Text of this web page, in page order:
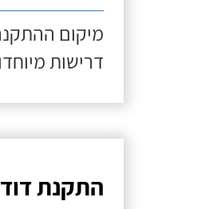
מיקום
דרישות
התקנת דוד